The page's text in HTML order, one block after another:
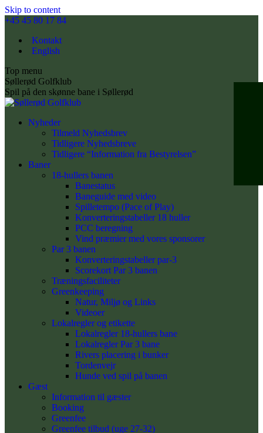
Skip to content
+45 45 80 17 84
Kontakt
English
Top menu
Søllerød Golfklub
Spil på den skønne bane i Søllerød
Nyheder
Tilmeld Nyhedsbrev
Tidligere Nyhedsbreve
Tidligere “Information fra Bestyrelsen”
Baner
18-hullers banen
Banestatus
Baneguide med video
Spilletempo (Pace of Play)
Konverteringstabeller 18 huller
PCC beregning
Vind præmier med vores sponsorer
Par 3 banen
Konverteringstabeller par-3
Scorekort Par 3 banen
Træningsfaciliteter
Greenkeeping
Natur, Miljø og Links
Videoer
Lokalregler og etikette
Lokalregler 18-hullers bane
Lokalregler Par 3 bane
Rivers placering i bunker
Tordenvejr
Hunde ved spil på banen
Gæst
Information til gæster
Booking
Greenfee
Greenfee tilbud (uge 27-32)